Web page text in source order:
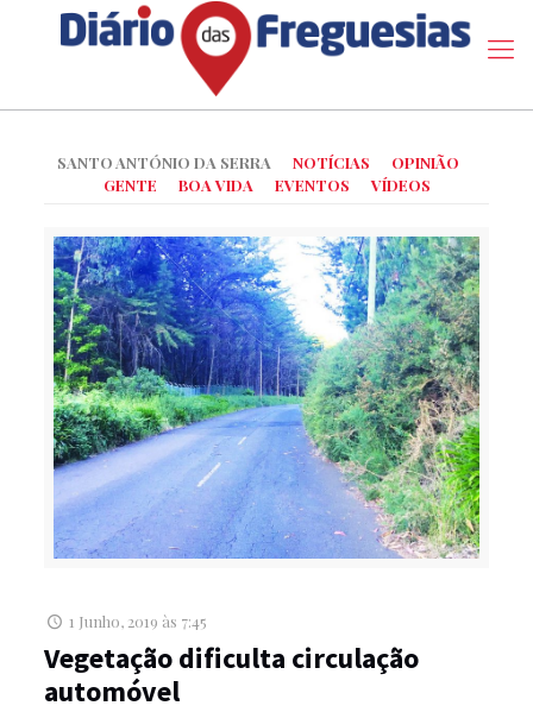
SANTO ANTÓNIO DA SERRA NOTÍCIAS
OPINIÃO
GENTE
BOA VIDA EVENTOS VÍDEOS
1 Junho, 2019 às 7:45
Vegetação dificulta circulação
automóvel